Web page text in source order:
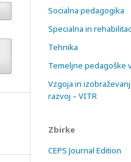
Socialna pedagogika
Specialna in
Tehnika
Temeljne pedagoške
Vzgoja in
razvoj – VITR
Zbirke
CEPS Journal Edition